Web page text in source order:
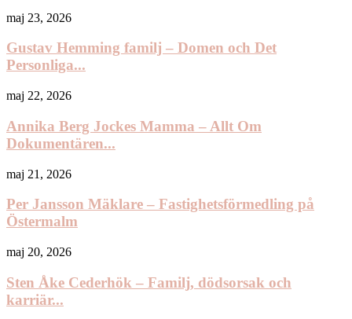
maj 23, 2026
Gustav Hemming familj – Domen och Det
Personliga...
maj 22, 2026
Annika Berg Jockes Mamma – Allt Om
Dokumentären...
maj 21, 2026
Per Jansson Mäklare – Fastighetsförmedling på
Östermalm
maj 20, 2026
Sten Åke Cederhök – Familj, dödsorsak och
karriär...